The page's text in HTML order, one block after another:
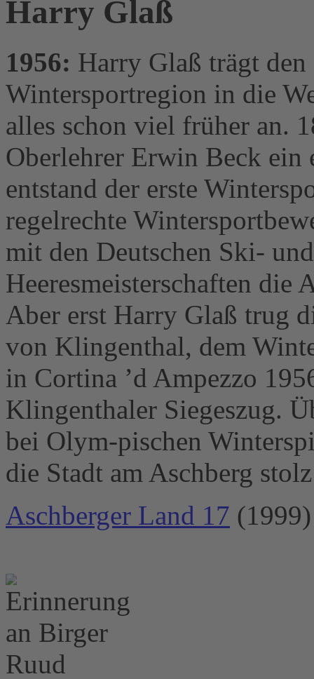
Harry Glaß
1956: Harry Glaß trägt
Wintersportregion in die
alles schon viel früher an.
Oberlehrer Erwin Beck ein
entstand der erste
regelrechte
mit den Deutschen Ski-
Heeresmeisterschaften die
Aber erst Harry Glaß trug
von Klingenthal, dem
in Cortina ’d Ampezzo
Klingenthaler Siegeszug.
bei Olym-pischen
die Stadt am Aschberg
Aschberger Land 17